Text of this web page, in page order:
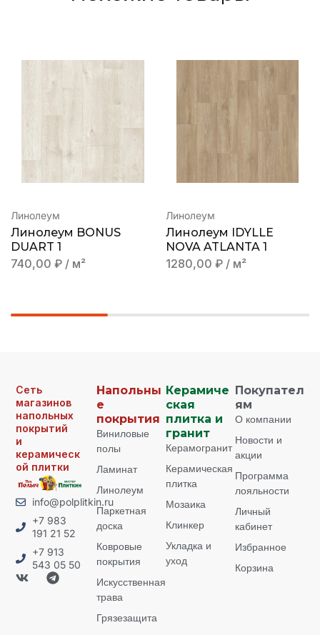
Линолеум
Линолеум BONUS
DUART 1
740,00 ₽ / м²
Линолеум
Линолеум IDYLLE
NOVA ATLANTA 1
1280,00 ₽ / м²
Сеть
магазинов
напольных
покрытий
и
керамическ
ой плитки
info@polplitkin.ru
+7 983
191 21 52
+7 913
543 05 50
Напольны
е
покрытия
Виниловые
полы
Ламинат
Линолеум
Паркетная
доска
Ковровые
покрытия
Искусственная
трава
Грязезащита
Керамиче
ская
плитка и
гранит
Керамогранит
Керамическая
плитка
Мозаика
Клинкер
Укладка и
уход
Покупател
ям
О компании
Новости и
акции
Программа
лояльности
Личный
кабинет
Избранное
Корзина